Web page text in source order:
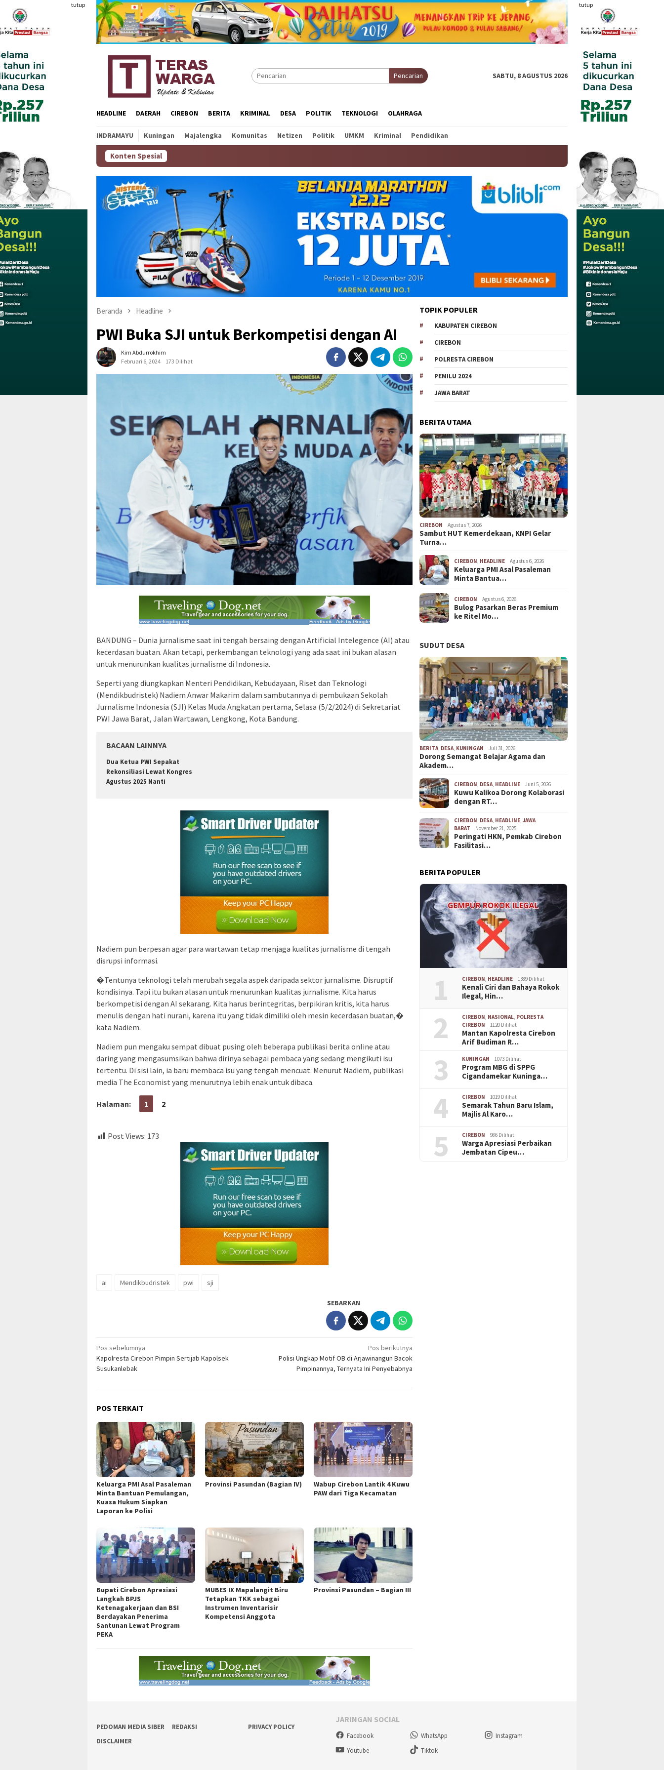
Loncat
konten
tutup tutup
Pencarian SABTU, 8 AGUSTUS 2026
HEADLINE DAERAH CIREBON BERITA KRIMINAL DESA POLITIK TEKNOLOGI OLAHRAGA
INDRAMAYU Kuningan Majalengka Komunitas Netizen Politik UMKM Kriminal Pendidikan
Konten Spesial
Beranda Headline
PWI Buka SJI untuk Berkompetisi dengan AI
Kim Abdurrokhim
Februari 6, 2024
173 Dilihat
BANDUNG – Dunia jurnalisme saat ini tengah bersaing dengan Artificial Intelegence (AI) atau
kecerdasan buatan. Akan tetapi, perkembangan teknologi yang ada saat ini bukan alasan
untuk menurunkan kualitas jurnalisme di Indonesia.
Seperti yang diungkapkan Menteri Pendidikan, Kebudayaan, Riset dan Teknologi
(Mendikbudristek) Nadiem Anwar Makarim dalam sambutannya di pembukaan Sekolah
Jurnalisme Indonesia (SJI) Kelas Muda Angkatan pertama, Selasa (5/2/2024) di Sekretariat
PWI Jawa Barat, Jalan Wartawan, Lengkong, Kota Bandung.
BACAAN LAINNYA
Dua Ketua PWI Sepakat
Rekonsiliasi Lewat Kongres
Agustus 2025 Nanti
Nadiem pun berpesan agar para wartawan tetap menjaga kualitas jurnalisme di tengah
disrupsi informasi.
�Tentunya teknologi telah merubah segala aspek daripada sektor jurnalisme. Disruptif
kondisinya. Tapi itu bukan alasan untuk menurunkan kualitas jurnalisme. Kita harus
berkompetisi dengan AI sekarang. Kita harus berintegritas, berpikiran kritis, kita harus
menulis dengan hati nurani, karena itu yang tidak dimiliki oleh mesin kecerdasan buatan,�
kata Nadiem.
Nadiem pun mengaku sempat dibuat pusing oleh beberapa publikasi berita online atau
daring yang mengasumsikan bahwa dirinya sebagai pembaca yang sedang mengikuti isu
tertentu. Di sisi lain, ia baru membaca isu yang tengah mencuat. Menurut Nadiem, publikasi
media The Economist yang menurutnya lebih enak untuk dibaca.
Halaman: 1 2
Post Views: 173
ai Mendikbudristek pwi sji
SEBARKAN
Navigasi
pos
Pos sebelumnya
Kapolresta Cirebon Pimpin Sertijab Kapolsek
Susukanlebak
Pos berikutnya
Polisi Ungkap Motif OB di Arjawinangun Bacok
Pimpinannya, Ternyata Ini Penyebabnya
POS TERKAIT
Keluarga PMI Asal Pasaleman
Minta Bantuan Pemulangan,
Kuasa Hukum Siapkan
Laporan ke Polisi
Provinsi Pasundan (Bagian IV)
Wabup Cirebon Lantik 4 Kuwu
PAW dari Tiga Kecamatan
Bupati Cirebon Apresiasi
Langkah BPJS
Ketenagakerjaan dan BSI
Berdayakan Penerima
Santunan Lewat Program
PEKA
MUBES IX Mapalangit Biru
Tetapkan TKK sebagai
Instrumen Inventarisir
Kompetensi Anggota
Provinsi Pasundan – Bagian III
TOPIK POPULER
KABUPATEN CIREBON
CIREBON
POLRESTA CIREBON
PEMILU 2024
JAWA BARAT
BERITA UTAMA
CIREBON Agustus 7, 2026
Sambut HUT Kemerdekaan, KNPI Gelar
Turna…
CIREBON, HEADLINE Agustus 6, 2026
Keluarga PMI Asal Pasaleman
Minta Bantua…
CIREBON Agustus 6, 2026
Bulog Pasarkan Beras Premium
ke Ritel Mo…
SUDUT DESA
BERITA, DESA, KUNINGAN Juli 31, 2026
Dorong Semangat Belajar Agama dan
Akadem…
CIREBON, DESA, HEADLINE Juni 5, 2026
Kuwu Kalikoa Dorong Kolaborasi
dengan RT…
CIREBON, DESA, HEADLINE,JAWA
BARAT
November 21, 2025
Peringati HKN, Pemkab Cirebon
Fasilitasi…
BERITA POPULER
1 CIREBON HEADLINE 1389 Dilihat
Kenali Ciri dan Bahaya Rokok
Ilegal, Hin…
2 CIREBON NASIONAL POLRESTA
CIREBON
1120 Dilihat
Mantan Kapolresta Cirebon
Arif Budiman R…
3 KUNINGAN 1073 Dilihat
Program MBG di SPPG
Cigandamekar Kuninga…
4 CIREBON 1019 Dilihat
Semarak Tahun Baru Islam,
Majlis Al Karo…
5 CIREBON 986 Dilihat
Warga Apresiasi Perbaikan
Jembatan Cipeu…
PEDOMAN MEDIA SIBER REDAKSI
PRIVACY POLICY
DISCLAIMER
JARINGAN SOCIAL
Facebook WhatsApp
Instagram
Youtube
Tiktok